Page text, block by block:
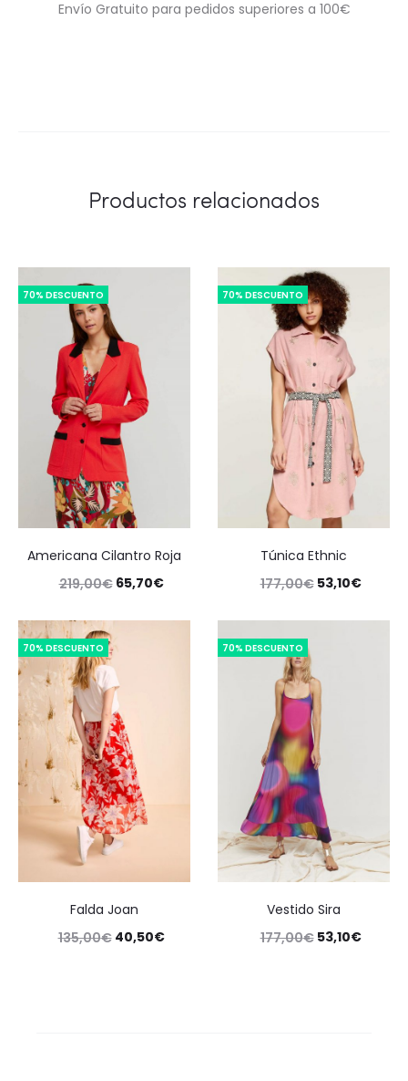
Envío Gratuito para pedidos superiores a 100€
Productos relacionados
70% DESCUENTO
Americana Cilantro Roja
219,00€ 65,70€
70% DESCUENTO
Túnica Ethnic
177,00€ 53,10€
70% DESCUENTO
Falda Joan
135,00€ 40,50€
70% DESCUENTO
Vestido Sira
177,00€ 53,10€